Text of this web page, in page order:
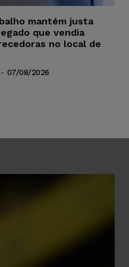
mantém justa
que vendia
no local de
- 07/08/2026